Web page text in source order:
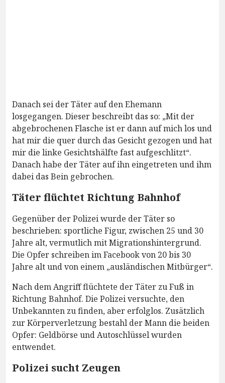
Danach sei der Täter auf den Ehemann
losgegangen. Dieser beschreibt das so: „Mit der
abgebrochenen Flasche ist er dann auf mich los und
hat mir die quer durch das Gesicht gezogen und hat
mir die linke Gesichtshälfte fast aufgeschlitzt“.
Danach habe der Täter auf ihn eingetreten und ihm
dabei das Bein gebrochen.
Täter flüchtet Richtung Bahnhof
Gegenüber der Polizei wurde der Täter so
beschrieben: sportliche Figur, zwischen 25 und 30
Jahre alt, vermutlich mit Migrationshintergrund.
Die Opfer schreiben im Facebook von 20 bis 30
Jahre alt und von einem „ausländischen Mitbürger“.
Nach dem Angriff flüchtete der Täter zu Fuß in
Richtung Bahnhof. Die Polizei versuchte, den
Unbekannten zu finden, aber erfolglos. Zusätzlich
zur Körperverletzung bestahl der Mann die beiden
Opfer: Geldbörse und Autoschlüssel wurden
entwendet.
Polizei sucht Zeugen